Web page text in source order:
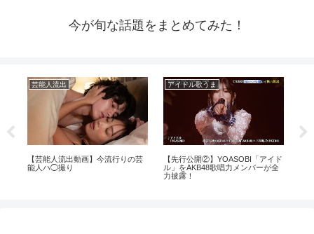
今が旬な話題をまとめてみた！
芸能人流出
【芸能人流出動画】今流行りの芸
能人ハ◯撮り
アイドル歌うま
【先行公開②】YOASOBI「アイド
ル」をAKB48歌唱力メンバーが全
力披露！